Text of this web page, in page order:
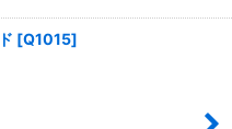
[Q1015]